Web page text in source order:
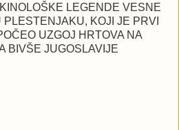
LEGENDE VESNE
KOJI JE PRVI
UZGOJ HRTOVA NA
BIVŠE JUGOSLAVIJE